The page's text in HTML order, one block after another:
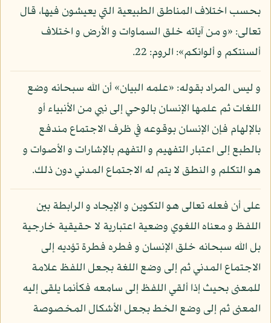
بحسب اختلاف المناطق الطبيعية التي يعيشون فيها، قال
تعالى: «و من آياته خلق السماوات و الأرض و اختلاف
ألسنتكم و ألوانكم»: الروم: 22.
و ليس المراد بقوله: «علمه البيان» أن الله سبحانه وضع
اللغات ثم علمها الإنسان بالوحي إلى نبي من الأنبياء أو
بالإلهام فإن الإنسان بوقوعه في ظرف الاجتماع مندفع
بالطبع إلى اعتبار التفهيم و التفهم بالإشارات و الأصوات و
هو التكلم و النطق لا يتم له الاجتماع المدني دون ذلك.
على أن فعله تعالى هو التكوين و الإيجاد و الرابطة بين
اللفظ و معناه اللغوي وضعية اعتبارية لا حقيقية خارجية
بل الله سبحانه خلق الإنسان و فطره فطرة تؤديه إلى
الاجتماع المدني ثم إلى وضع اللغة بجعل اللفظ علامة
للمعنى بحيث إذا ألقي اللفظ إلى سامعه فكأنما يلقى إليه
المعنى ثم إلى وضع الخط بجعل الأشكال المخصوصة